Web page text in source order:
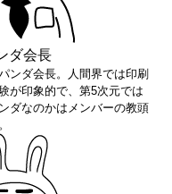
ダ会長
ンダ会長。人間界では印刷
が印象的で、第5次元では
ダなのかはメンバーの教頭